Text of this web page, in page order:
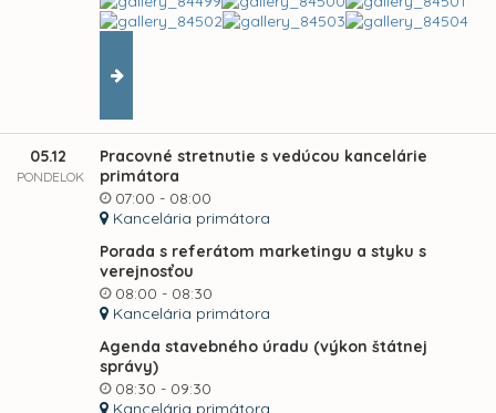
05.12
PONDELOK
Pracovné stretnutie s vedúcou kancelárie
primátora
07:00 - 08:00
Kancelária primátora
Porada s referátom marketingu a styku s
verejnosťou
08:00 - 08:30
Kancelária primátora
Agenda stavebného úradu (výkon štátnej
správy)
08:30 - 09:30
Kancelária primátora